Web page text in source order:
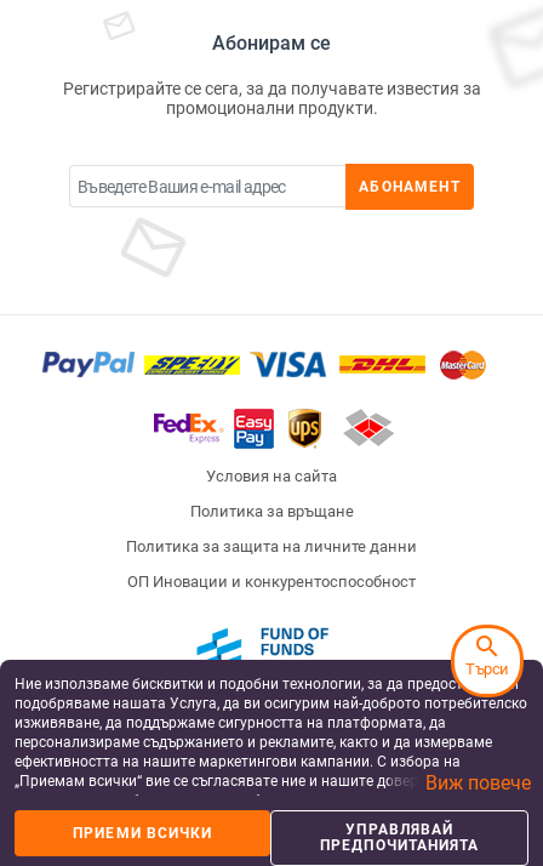
Абонирам се
Регистрирайте се сега, за да получавате известия за
промоционални продукти.
АБОНАМЕНТ
Условия на сайта
Политика за връщане
Политика за защита на личните данни
ОП Иновации и конкурентоспособност
Fund of Funds
European Regional Development Fund
Operational Programme Innovation and
Competitiveness
Badu has been supported by Silverline Capital, a private equity fund, co-financed by the
by the European Structural and Investment Funds under the operational program
Ние използваме бисквитки и подобни технологии, за да предоставяме и
подобряваме нашата Услуга, да ви осигурим най-доброто потребителско
изживяване, да поддържаме сигурността на платформата, да
персонализираме съдържанието и рекламите, както и да измерваме
ефективността на нашите маркетингови кампании. С избора на
„Приемам всички“ вие се съгласявате ние и нашите доверени партньори
да съхраняваме бисквитки и подобни технологии на вашето устройство
за рекламни и аналитични цели. Можете по всяко време да управлявате
своите предпочитания, като натиснете „Управлявай предпочитанията“.
За повече информация, моля, вижте нашата
Виж повече
ПРИЕМИ ВСИЧКИ
УПРАВЛЯВАЙ
ПРЕДПОЧИТАНИЯТА
search
Търси